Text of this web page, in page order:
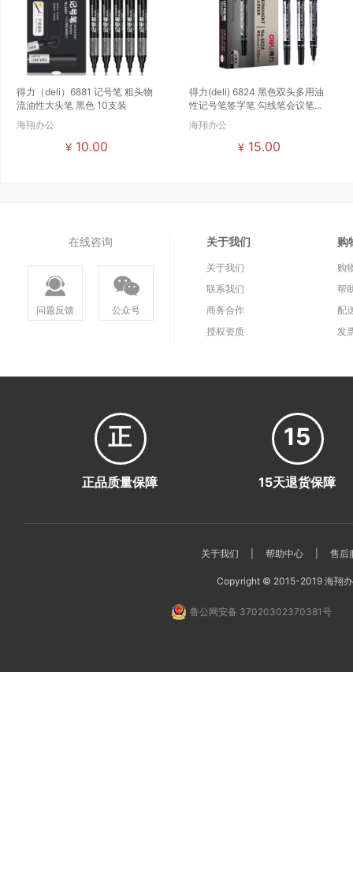
得力（deli）6881 记号笔 粗头物
流油性大头笔 黑色 10支装
海翔办公
¥ 10.00
得力(deli) 6824 黑色双头多用油
性记号笔签字笔 勾线笔会议笔马
克...
海翔办公
¥ 15.00
在线咨询
问题反馈 公众号
关于我们
关于我们
联系我们
商务合作
授权资质
购
购
帮
配
发
正
正品质量保障
15
15天退货保障
关于我们 帮助中心 售后
Copyright © 2015-2019 海翔
鲁公网安备 37020302370381号